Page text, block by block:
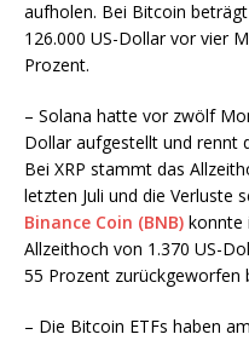
aufholen. Bei Bitcoin
126.000 US-Dollar vor vier
Prozent.
– Solana hatte vor zwölf
Dollar aufgestellt und rennt
Bei XRP stammt das
letzten Juli und die Verluste
Binance Coin (BNB) konnte
Allzeithoch von 1.370 US-
55 Prozent zurückgeworfen
– Die Bitcoin ETFs haben